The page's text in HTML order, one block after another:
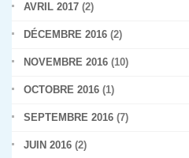
AVRIL 2017 (2)
DÉCEMBRE 2016 (2)
NOVEMBRE 2016 (10)
OCTOBRE 2016 (1)
SEPTEMBRE 2016 (7)
JUIN 2016 (2)